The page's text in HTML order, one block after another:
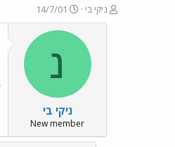
פ
ו
ניקי בי
פ
ו
ר
א
ר
י
ך
14/7/01
נ
ניקי בי
New member